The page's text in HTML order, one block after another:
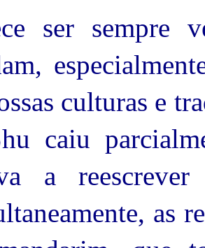
ser sempre
culturas e
caiu
a
as